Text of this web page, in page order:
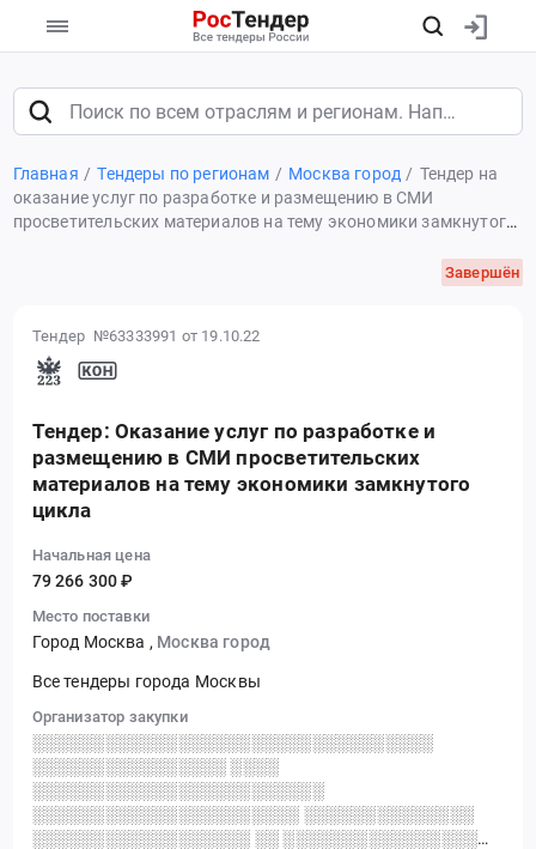
Главная Тендеры по регионам Москва город
Тендер на
оказание услуг по разработке и размещению в СМИ
просветительских материалов на тему экономики замкнутого
Завершён
Тендер №63333991 от 19.10.22
Тендер: Оказание услуг по разработке и
размещению в СМИ просветительских
материалов на тему экономики замкнутого
цикла
Начальная цена
79 266 300 ₽
Место поставки
Город Москва , Москва город
Все тендеры города Москвы
Организатор закупки
░░░░░░░░░░░░░░░░░░░░░░░░░░░░░░░░░
░░░░░░░░░░░░░░░░ ░░░░
░░░░░░░░░░░░░░░░░░░░░░░░
░░░░░░░░░░░░░░░░░░░░░░ ░░░░░░░░░░░░░░
░░░░░░░░░░░░░░░░░░ ░░ ░░░░░░░░░░░░░░░░